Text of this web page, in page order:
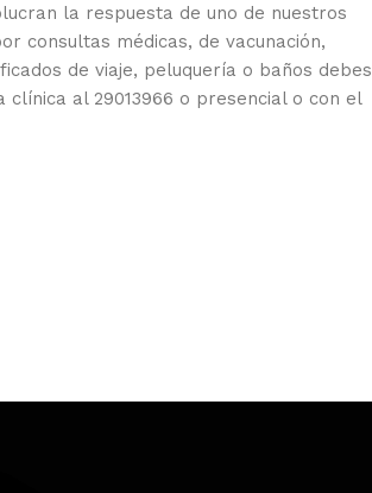
la respuesta de uno de nuestros
consultas médicas, de vacunación,
de viaje, peluquería o baños debes
clínica al 29013966 o presencial o con el